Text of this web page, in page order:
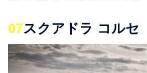
07スクアドラ コルセ